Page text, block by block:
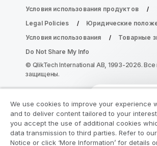
Условия использования продуктов
Legal Policies
Юридические
Условия использования
Товарные
Do Not Share My Info
© QlikTech International AB, 1993-2026. Все
защищены.
Присоединяйтесь к
модернизации аналитики
We use cookies to improve your experience
and to deliver content tailored to your
you accept the use of additional cookies
data transmission to third parties. Refer to
Notice or click ‘More Information’ for details